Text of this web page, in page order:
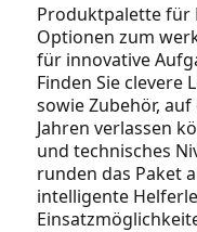
Produktpalette für
Optionen zum
für innovative
Finden Sie clevere
sowie Zubehör,
Jahren verlassen
und technisches
runden das Paket
intelligente